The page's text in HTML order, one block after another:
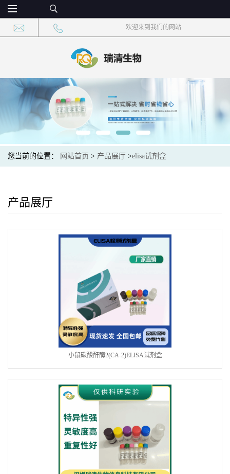
欢迎来到我们的网站
您当前的位置： 网站首页 > 产品展厅 >elisa试剂盒
产品展厅
小鼠碳酸酐酶2(CA-2)ELISA试剂盒